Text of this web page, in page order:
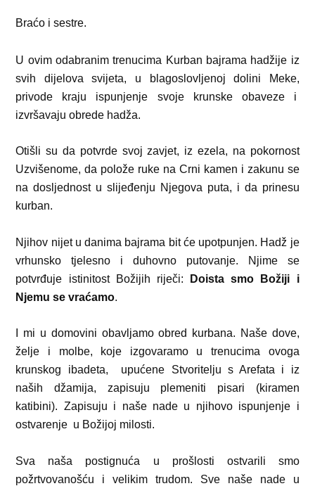
Braćo i sestre.
U ovim odabranim trenucima Kurban bajrama hadžije iz
svih dijelova svijeta, u blagoslovljenoj dolini Meke,
privode kraju ispunjenje svoje krunske obaveze i
izvršavaju obrede hadža.
Otišli su da potvrde svoj zavjet, iz ezela, na pokornost
Uzvišenome, da polože ruke na Crni kamen i zakunu se
na dosljednost u slijeđenju Njegova puta, i da prinesu
kurban.
Njihov nijet u danima bajrama bit će upotpunjen. Hadž je
vrhunsko tjelesno i duhovno putovanje. Njime se
potvrđuje istinitost Božijih riječi:
Doista smo Božiji i
Njemu se vraćamo.
I mi u domovini obavljamo obred kurbana. Naše dove,
želje i molbe, koje izgovaramo u trenucima ovoga
krunskog ibadeta,
upućene Stvoritelju s Arefata i iz
naših džamija, zapisuju plemeniti pisari (kiramen
katibini). Zapisuju i naše nade u njihovo ispunjenje i
ostvarenje u Božijoj milosti.
Sva naša postignuća u prošlosti ostvarili smo
požrtvovanošću i velikim trudom. Sve naše nade u